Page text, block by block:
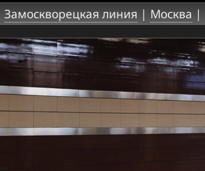
Замоскворецкая линия | Москва |